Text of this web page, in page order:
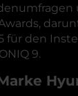
für den
9.